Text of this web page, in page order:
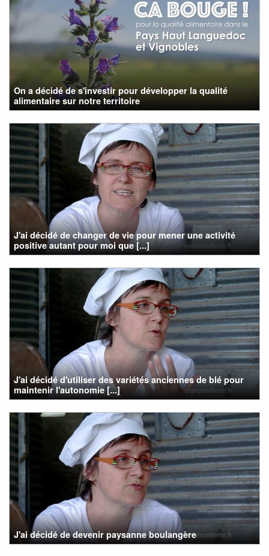
On a décidé de s'investir pour développer la qualité
alimentaire sur notre territoire
J'ai décidé de changer de vie pour mener une activité
positive autant pour moi que [...]
J'ai décidé d'utiliser des variétés anciennes de blé pour
maintenir l'autonomie [...]
J'ai décidé de devenir paysanne boulangère